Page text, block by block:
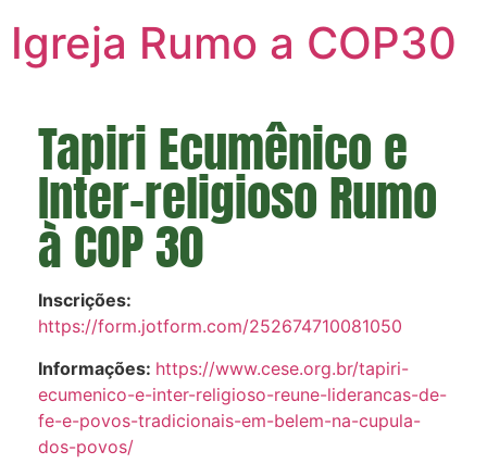
Igreja Rumo a COP30
Tapiri Ecumênico e
Inter-religioso Rumo
à COP 30
Inscrições:
https://form.jotform.com/252674710081050
Informações: https://www.cese.org.br/tapiri-
ecumenico-e-inter-religioso-reune-liderancas-de-
fe-e-povos-tradicionais-em-belem-na-cupula-
dos-povos/